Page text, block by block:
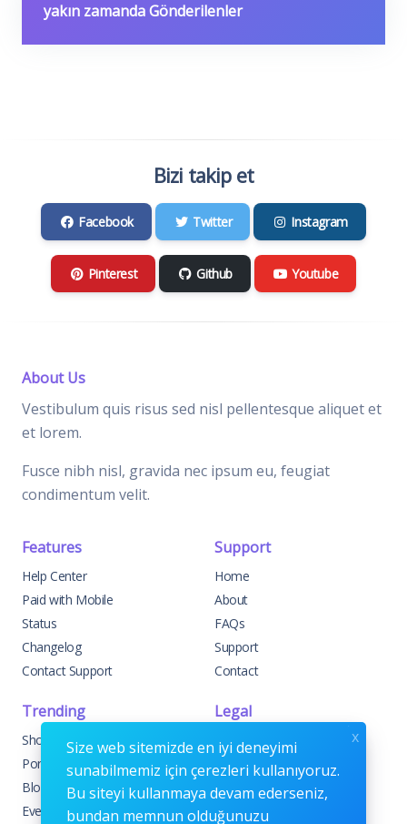
yakın zamanda Gönderilenler
Bizi takip et
Facebook Twitter Instagram
Pinterest Github Youtube
About Us
Vestibulum quis risus sed nisl pellentesque aliquet et
et lorem.
Fusce nibh nisl, gravida nec ipsum eu, feugiat
condimentum velit.
Features
Help Center
Paid with Mobile
Status
Changelog
Contact Support
Support
Home
About
FAQs
Support
Contact
Trending
Shop
Portfolio
Blog
Events
Legal
Knowledge Center
Custom Development
Sponsorships
Terms & Conditions
Size web sitemizde en iyi deneyimi
sunabilmemiz için çerezleri kullanıyoruz.
Bu siteyi kullanmaya devam ederseniz,
bundan memnun olduğunuzu
x